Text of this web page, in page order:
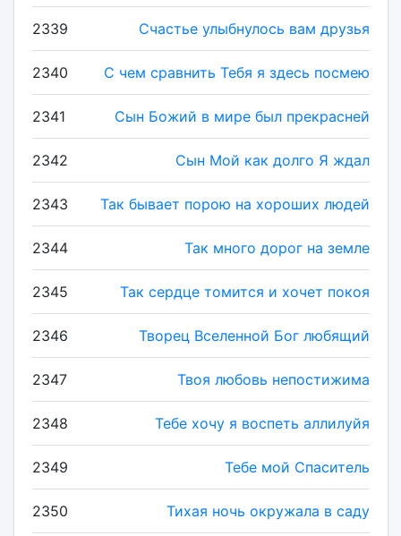
2339 Счастье улыбнулось вам друзья
2340 С чем сравнить Тебя я здесь посмею
2341 Сын Божий в мире был прекрасней
2342 Сын Мой как долго Я ждал
2343 Так бывает порою на хороших людей
2344 Так много дорог на земле
2345 Так сердце томится и хочет покоя
2346 Творец Вселенной Бог любящий
2347 Твоя любовь непостижима
2348 Тебе хочу я воспеть аллилуйя
2349 Тебе мой Спаситель
2350 Тихая ночь окружала в саду